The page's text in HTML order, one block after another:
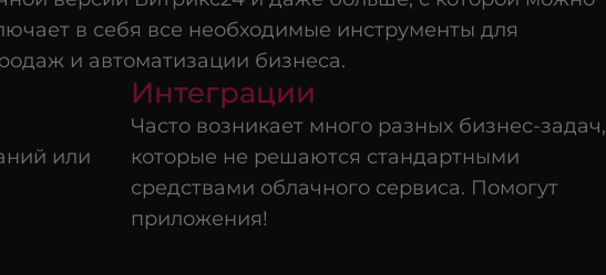
в себя все необходимые инструменты для
и автоматизации бизнеса.
или
Интеграции
Часто возникает много разных бизнес-задач,
которые не решаются стандартными
средствами облачного сервиса. Помогут
приложения!